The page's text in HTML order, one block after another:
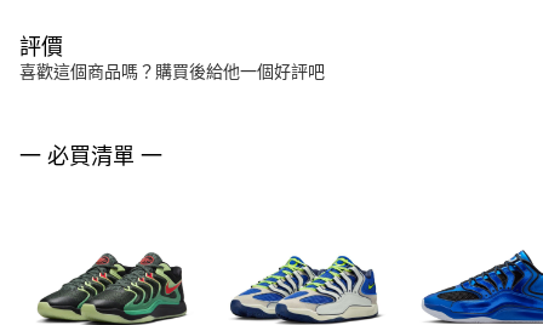
評價
喜歡這個商品嗎？購買後給他一個好評吧
一 必買清單 一